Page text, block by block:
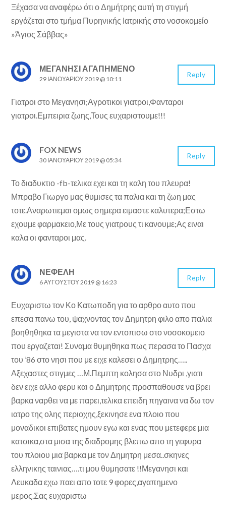
Ξέχασα να αναφέρω ότι ο Δημήτρης αυτή τη στιγμή
εργάζεται στο τμήμα Πυρηνικής Ιατρικής στο νοσοκομείο
»Άγιος Σάββας»
ΜΕΓΑΝΗΣΙ ΑΓΑΠΗΜΕΝΟ
29 ΙΑΝΟΥΑΡΊΟΥ 2019 @ 10:11
Γιατροι στο Μεγανησι;Αγροτικοι γιατροι,Φανταροι
γιατροι.Εμπειρια ζωης,Τους ευχαριστουμε!!!
Reply
FOX NEWS
30 ΙΑΝΟΥΑΡΊΟΥ 2019 @ 05:34
Το διαδυκτιο -fb-τελικα εχει και τη καλη του πλευρα!
Μπραβο Γιωργο μας θυμισες τα παλια και τη ζωη μας
τοτε.Αναρωτιεμαι ομως σημερα ειμαστε καλυτερα;Εστω
εχουμε φαρμακειο,Με τους γιατρους τι κανουμε;Ας ειναι
καλα οι φανταροι μας.
Reply
ΝΕΦΕΛΗ
6 ΑΥΓΟΎΣΤΟΥ 2019 @ 16:23
Ευχαριστω τον Κο Κατωποδη για το αρθρο αυτο που
επεσα πανω του, ψαχνοντας τον Δημητρη φιλο απο παλια
βοηθηθηκα τα μεγιστα να τον εντοπισω στο νοσοκομειο
που εργαζεται! Συναμα θυμηθηκα πως περασα το Πασχα
του ’86 στο νησι που με ειχε καλεσει ο Δημητρης…..
Αξεχαστες στιγμες …Μ.Πεμπτη κολησα στο Νυδρι ,γιατι
δεν ειχε αλλο φερυ και ο Δημητρης προσπαθουσε να βρει
βαρκα ναρθει να με παρει,τελικα επειδη πηγαινα να δω τον
ιατρο της ολης περιοχης,ξεκινησε ενα πλοιο που
μοναδικοι επιβατες ημουν εγω και ενας που μετεφερε μια
κατσικα,στα μισα της διαδρομης βλεπω απο τη γεφυρα
του πλοιου μια βαρκα με τον Δημητρη μεσα..σκηνες
ελληνικης ταινιας….τι μου θυμησατε !!Μεγανησι και
Λευκαδα εχω παει απο τοτε 9 φορες,αγαπημενο
μερος.Σας ευχαριστω
Reply